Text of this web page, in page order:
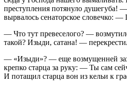
преступления потянуло душегуба!
вырвалось сенаторское словечко: —
— Что тут превеселого? —
такой? Изыди, сатана! —
— «Изыди»? — еще возмущенней
крепко старца за руку: — Ты сам
И потащил старца вон из кельи к